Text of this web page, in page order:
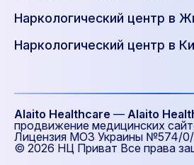
Наркологический центр в
Наркологический центр в
Alaito Healthcare — Alaito
продвижение медицинских
Лицензия МОЗ Украины №574/
© 2026 НЦ Приват Все права